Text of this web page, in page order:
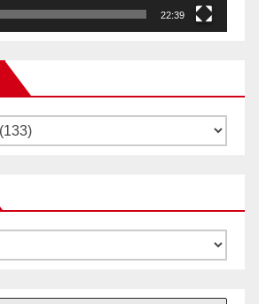
22:39